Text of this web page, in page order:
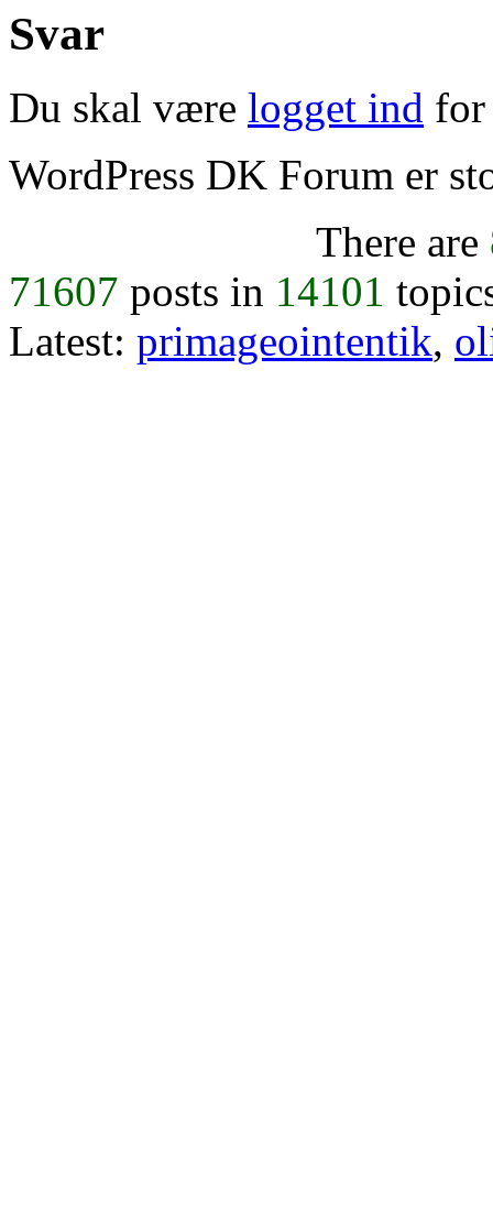
Svar
Du skal være logget ind for
WordPress DK Forum er
There are
71607 posts in 14101
Latest: primageointentik,